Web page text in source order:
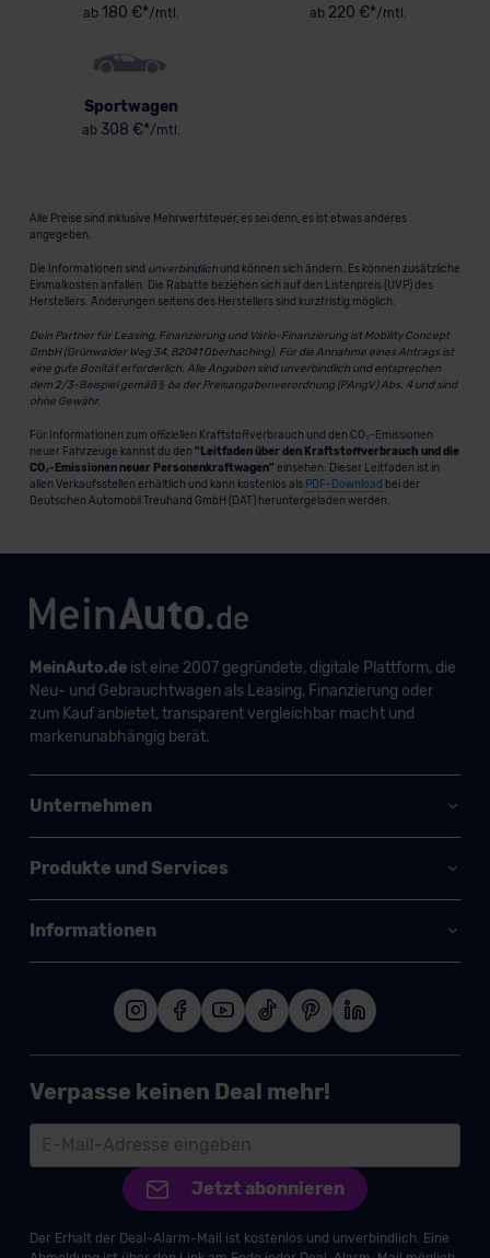
ab 180 €*/mtl. ab 220 €*/mtl.
Sportwagen
ab 308 €*/mtl.
Alle Preise sind inklusive Mehrwertsteuer, es sei denn, es ist etwas anderes
angegeben.
Die Informationen sind unverbindlichund können sich ändern. Es können zusätzliche
Einmalkosten anfallen. Die Rabatte beziehen sich auf den Listenpreis (UVP) des
Herstellers. Änderungen seitens des Herstellers sind kurzfristig möglich.
Dein Partner für Leasing, Finanzierung und Vario-Finanzierung ist Mobility Concept
GmbH (Grünwalder Weg 34, 82041 Oberhaching). Für die Annahme eines Antrags ist
eine gute Bonität erforderlich. Alle Angaben sind unverbindlich und entsprechen
dem 2/3-Beispiel gemäß § 6a der Preisangabenverordnung (PAngV) Abs. 4 und sind
ohne Gewähr.
Für Informationen zum offiziellen Kraftstoffverbrauch und den CO₂-Emissionen
neuer Fahrzeuge kannst du den "Leitfaden über den Kraftstoffverbrauch und die
CO₂-Emissionen neuer Personenkraftwagen" einsehen. Dieser Leitfaden ist in
allen Verkaufsstellen erhältlich und kann kostenlos als PDF-Download bei der
Deutschen Automobil Treuhand GmbH (DAT) heruntergeladen werden.
MeinAuto.deist eine 2007 gegründete, digitale Plattform, die
Neu- und Gebrauchtwagen als Leasing, Finanzierung oder
zum Kauf anbietet, transparent vergleichbar macht und
markenunabhängig berät.
Unternehmen
Produkte und Services
Informationen
Verpasse keinen Deal mehr!
Jetzt abonnieren
Der Erhalt der Deal-Alarm-Mail ist kostenlos und unverbindlich. Eine